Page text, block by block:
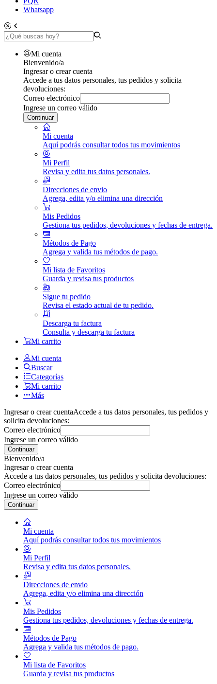
Whatsapp
Mi cuenta
Bienvenido/a
Ingresar o crear cuenta
Accede a tus datos personales, tus pedidos y solicita
devoluciones:
Correo electrónico
Ingrese un correo válido
Continuar
Mi cuenta
Aquí podrás consultar todos tus movimientos
Mi Perfil
Revisa y edita tus datos personales.
Direcciones de envio
Agrega, edita y/o elimina una dirección
Mis Pedidos
Gestiona tus pedidos, devoluciones y fechas de entrega.
Métodos de Pago
Agrega y valida tus métodos de pago.
Mi lista de Favoritos
Guarda y revisa tus productos
Sigue tu pedido
Revisa el estado actual de tu pedido.
Descarga tu factura
Consulta y descarga tu factura
Mi carrito
Mi cuenta
Buscar
Categorías
Mi carrito
Más
Ingresar o crear cuentaAccede a tus datos personales, tus pedidos y
solicita devoluciones:
Correo electrónico
Ingrese un correo válido
Continuar
Bienvenido/a
Ingresar o crear cuenta
Accede a tus datos personales, tus pedidos y solicita devoluciones:
Correo electrónico
Ingrese un correo válido
Continuar
Mi cuenta
Aquí podrás consultar todos tus movimientos
Mi Perfil
Revisa y edita tus datos personales.
Direcciones de envio
Agrega, edita y/o elimina una dirección
Mis Pedidos
Gestiona tus pedidos, devoluciones y fechas de entrega.
Métodos de Pago
Agrega y valida tus métodos de pago.
Mi lista de Favoritos
Guarda y revisa tus productos